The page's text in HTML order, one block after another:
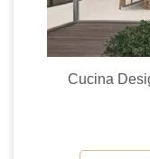
Cucina